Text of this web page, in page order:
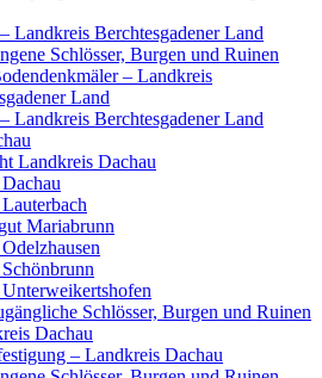
Landkreis Berchtesgadener Land
Schlösser, Burgen und Ruinen
– Landkreis
Land
Landkreis Berchtesgadener Land
Landkreis Dachau
Mariabrunn
Unterweikertshofen
Schlösser, Burgen und Ruinen
Dachau
– Landkreis Dachau